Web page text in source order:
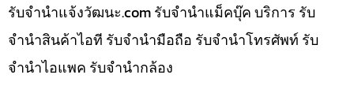
รับจํานําแจ้งวัฒนะ.com รับจำนำแม็คบุ๊ค บริการ รับ
จำนำสินค้าไอที รับจำนำมือถือ รับจำนำโทรศัพท์ รับ
จำนำไอแพค รับจำนำกล้อง